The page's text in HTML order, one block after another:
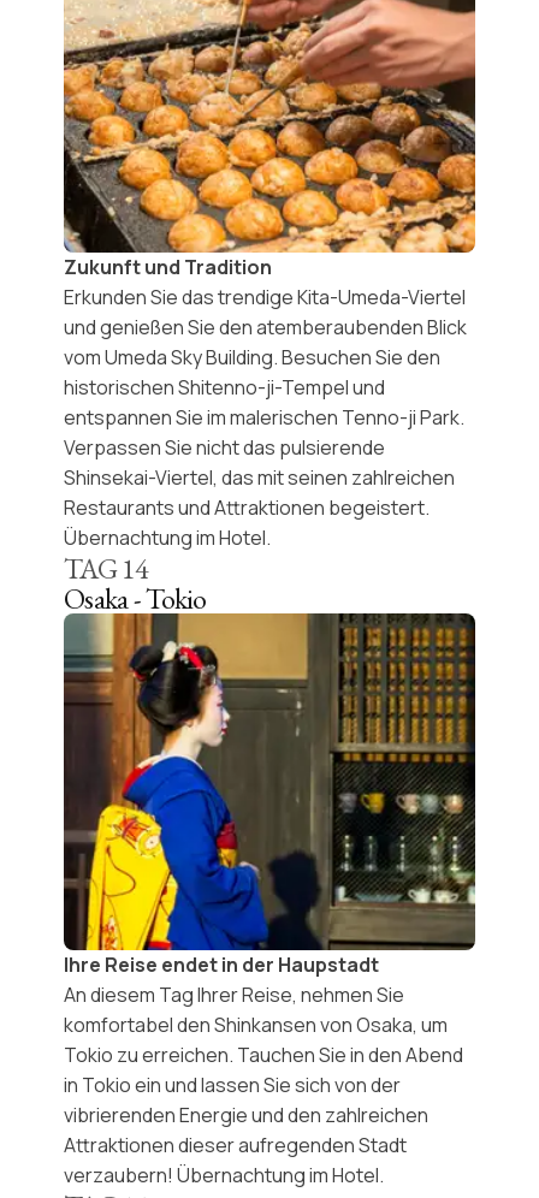
Zukunft und Tradition
Erkunden Sie das trendigeKita-Umeda-Viertel
und genießen Sie den atemberaubenden Blick
vomUmeda Sky Building. Besuchen Sie den
historischen Shitenno-ji-Tempel und
entspannen Sie im malerischen Tenno-ji Park.
Verpassen Sie nicht das pulsierende
Shinsekai-Viertel, das mit seinen zahlreichen
Restaurants und Attraktionen begeistert.
Übernachtung im Hotel.
TAG14
Osaka - Tokio
Ihre Reise endet in der Haupstadt
An diesem Tag Ihrer Reise, nehmen Sie
komfortabel den Shinkansen von Osaka, um
Tokio zu erreichen. Tauchen Sie in den Abend
in Tokio ein und lassen Sie sich von der
vibrierenden Energie und den zahlreichen
Attraktionendieser aufregenden Stadt
verzaubern! Übernachtung im Hotel.